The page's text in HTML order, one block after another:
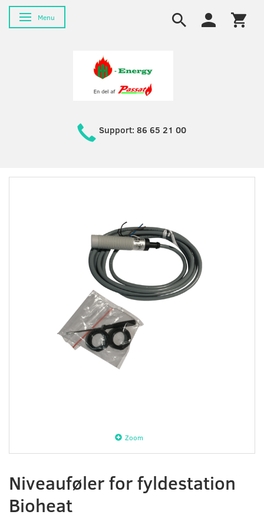
Skifte navigation
Menu
Support: 86 65 21 00
Zoom
Niveauføler for fyldestation
Bioheat